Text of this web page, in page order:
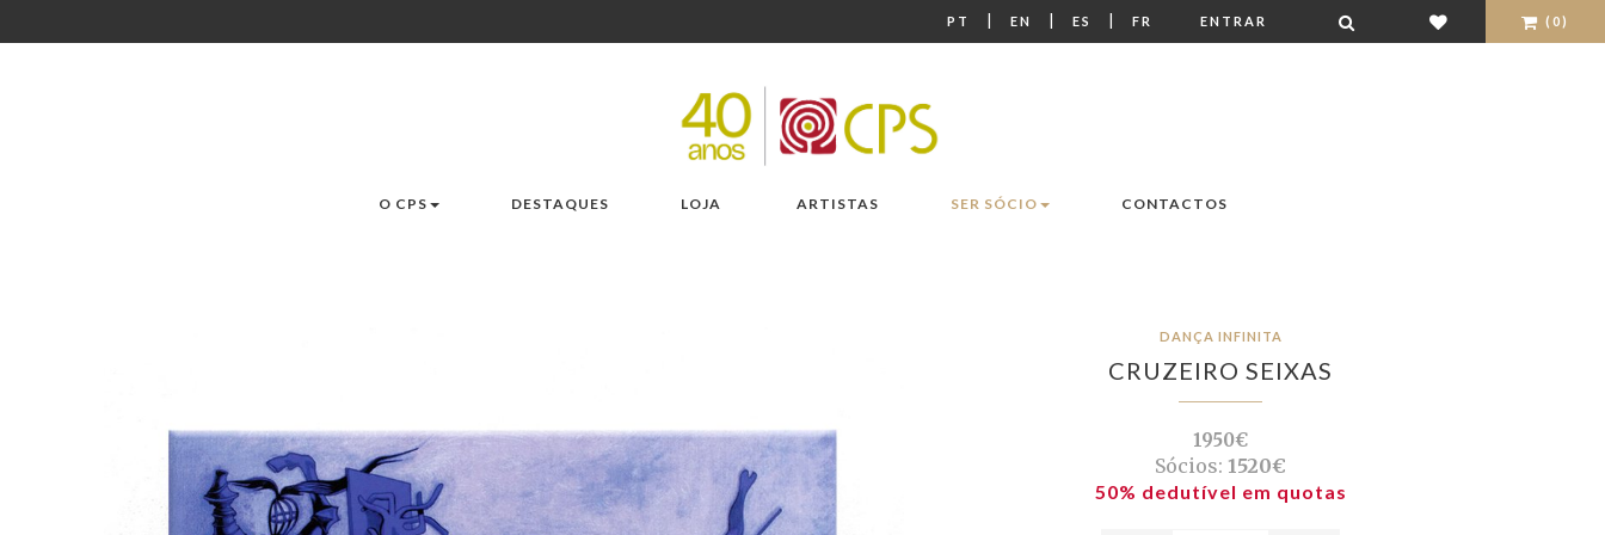
PT | EN | ES | FR ENTRAR (0)
O CPS DESTAQUES LOJA ARTISTAS SER SÓCIO CONTACTOS
DANÇA INFINITA
CRUZEIRO SEIXAS
1950€
Sócios: 1520€
50% dedutível em quotas